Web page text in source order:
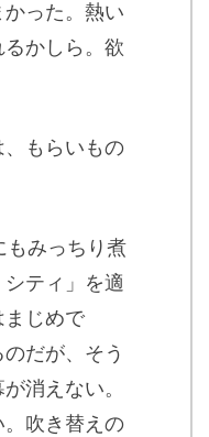
った。熱い
かしら。欲
もらいもの
もみっちり煮
ティ」を適
まじめで
だが、そう
消えない。
吹き替えの